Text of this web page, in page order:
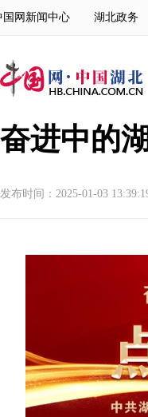
国网新闻中心 湖北政务
奋进中的
发布时间：2025-01-03